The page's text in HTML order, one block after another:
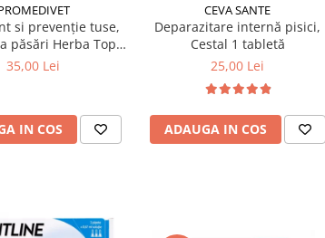
si prevenție tuse,
păsări Herba Top
100 ml
35,00 Lei
IN COS
CEVA SANTE
Deparazitare internă pisici,
Cestal 1 tabletă
25,00 Lei
ADAUGA IN COS